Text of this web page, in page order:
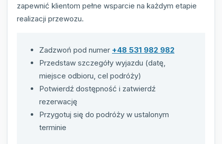
zapewnić klientom pełne wsparcie na każdym etapie
realizacji przewozu.
Zadzwoń pod numer +48 531 982 982
Przedstaw szczegóły wyjazdu (datę,
miejsce odbioru, cel podróży)
Potwierdź dostępność i zatwierdź
rezerwację
Przygotuj się do podróży w ustalonym
terminie